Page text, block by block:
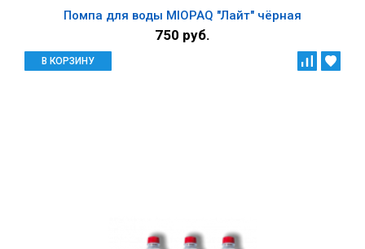
Помпа для воды MIOPAQ "Лайт" чёрная
750 руб.
В КОРЗИНУ